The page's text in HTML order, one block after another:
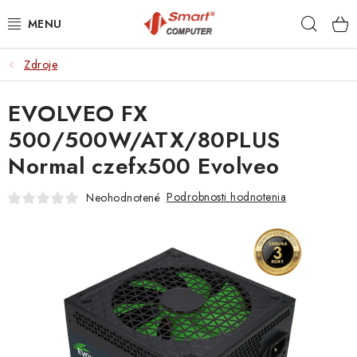
na
NOTEBOOKY
MOBILNÉ ZARIADENIA
PC A KOMPONENTY
PERIFÉRIE
ELEKTRONIKA
Zdroje
EVOLVEO FX
500/500W/ATX/80PLUS
Normal czefx500 Evolveo
Neohodnotené Podrobnosti hodnotenia